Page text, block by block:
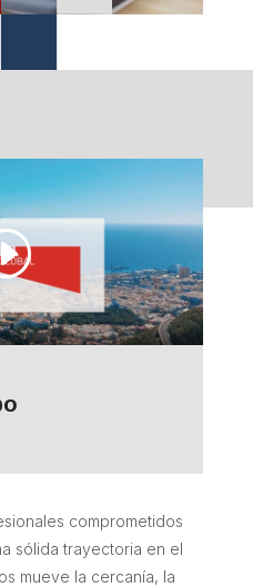
comprometidos
sólida trayectoria en el
mueve la cercanía, la